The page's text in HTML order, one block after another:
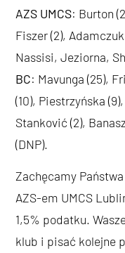
AZS UMCS: Burton
Fiszer (2),
Nassisi, Jeziorna,
BC: Mavunga (25),
(10), Piestrzyńska
Stanković (2),
(DNP).
Zachęcamy
AZS-em UMCS
1,5% podatku.
klub i pisać kolejne